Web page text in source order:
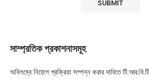
সাম্প্রতিক প্রকাশনাসমূহ
অবিলম্বে নিয়োগ প্রক্রিয়া সম্পন্ন করার দাবিতে